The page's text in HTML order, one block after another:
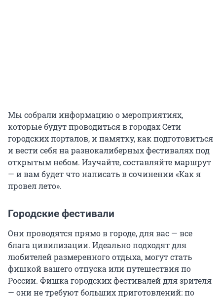
Мы собрали информацию о мероприятиях,
которые будут проводиться в городах Сети
городских порталов, и памятку, как подготовиться
и вести себя на разнокалиберных фестивалях под
открытым небом. Изучайте, составляйте маршрут
— и вам будет что написать в сочинении «Как я
провел лето».
Городские фестивали
Они проводятся прямо в городе, для вас — все
блага цивилизации. Идеально подходят для
любителей размеренного отдыха, могут стать
фишкой вашего отпуска или путешествия по
России. Фишка городских фестивалей для зрителя
— они не требуют больших приготовлений: по